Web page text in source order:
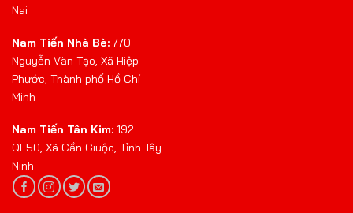
Nai
Nam Tiến Nhà Bè: 770
Nguyễn Văn Tạo, Xã Hiệp
Phước, Thành phố Hồ Chí
Minh
Nam Tiến Tân Kim: 192
QL50, Xã Cần Giuộc, Tỉnh Tây
Ninh